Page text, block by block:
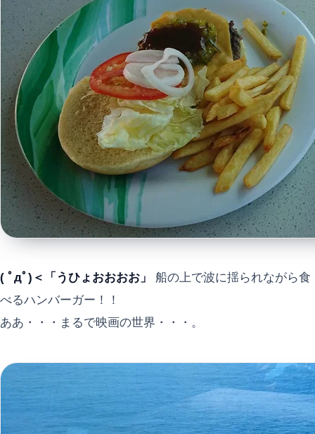
( ﾟдﾟ)＜「うひょおおおお」
船の上で波に揺られながら食
べるハンバーガー！！
ああ・・・まるで映画の世界・・・。